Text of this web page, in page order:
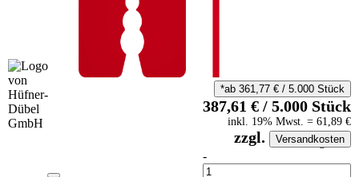
auf Anfrageliste
-
Anzahl
*ab 361,77 €/ 5.000 Stück
387,61 €/ 5.000 Stück
inkl. 19% Mwst. = 61,89 €
zzgl. Versandkosten